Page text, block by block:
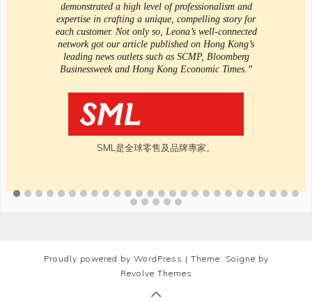
demonstrated a high level of professionalism and
expertise in crafting a unique, compelling story for
each customer. Not only so, Leona’s well-connected
network got our article published on Hong Kong’s
leading news outlets such as SCMP, Bloomberg
Businessweek and Hong Kong Economic Times.”
SML是全球零售及品牌專家。
Proudly powered by WordPress | Theme: Soigne by
Revolve Themes